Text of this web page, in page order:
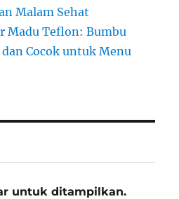
Malam Sehat
Madu Teflon: Bumbu
Cocok untuk Menu
untuk ditampilkan.